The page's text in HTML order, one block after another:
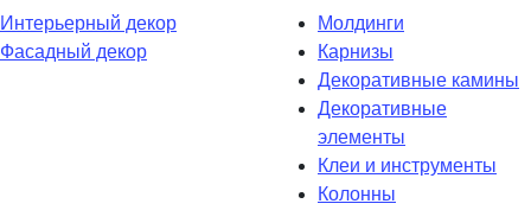
Интерьерный декор
Фасадный декор
Молдинги
Карнизы
Декоративные камины
Декоративные
элементы
Клеи и инструменты
Колонны